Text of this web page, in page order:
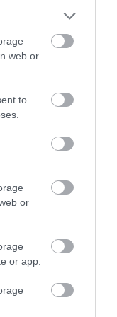
web or
to
or
or app.
Άγριος
– Τι συνέβη
αύριο στα